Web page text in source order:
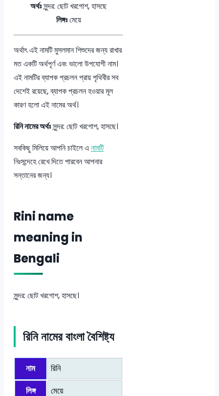
অর্থঃসুন্দর: ছোট খরগোশ, হাসছে
লিঙ্গঃমেয়ে
অর্থাৎ এই নামটি মুসলমান শিশুদের জন্য রাখার
মত একটি অর্থপূর্ণ এবং ভালো উপযোগী নাম।
এই নামটির ব্যাপক প্রচলন প্রায় পৃথিবীর সব
দেশেই রয়েছে, ব্যাপক প্রচলন হওয়ার মূল
কারণ হলো এই নামের অর্থ।
রিনি নামের অর্থঃসুন্দর: ছোট খরগোশ, হাসছে।
সবকিছু মিলিয়ে আপনি চাইলে এ নামটি
নিঃসন্দেহে রেখে দিতে পারবেন আপনার
সন্তানের জন্য।
Rini name
meaning in
Bengali
সুন্দর: ছোট খরগোশ, হাসছে।
রিনি নামের বাংলা বৈশিষ্ট্য
নাম রিনি
লিঙ্গ মেয়ে